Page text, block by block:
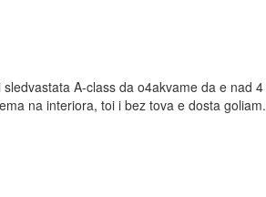
A-class da o4akvame da e nad 4
na interiora, toi i bez tova e dosta goliam.